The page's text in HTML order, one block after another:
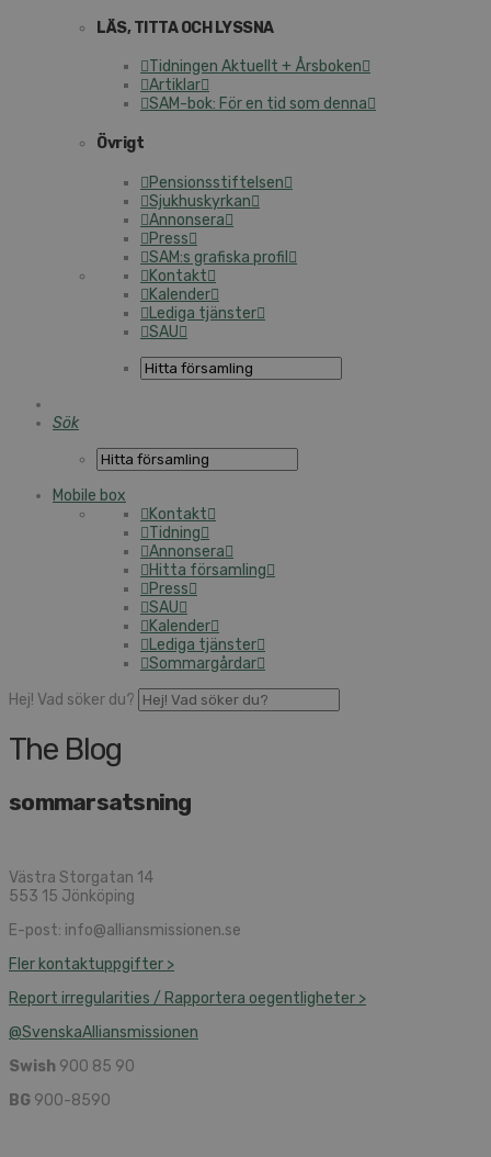
LÄS, TITTA OCH LYSSNA
Tidningen Aktuellt + Årsboken
Artiklar
SAM-bok: För en tid som denna
Övrigt
Pensionsstiftelsen
Sjukhuskyrkan
Annonsera
Press
SAM:s grafiska profil
Kontakt
Kalender
Lediga tjänster
SAU
Sök
Mobile box
Kontakt
Tidning
Annonsera
Hitta församling
Press
SAU
Kalender
Lediga tjänster
Sommargårdar
Hej! Vad söker du?
The Blog
sommarsatsning
Västra Storgatan 14
553 15 Jönköping
E-post: info@alliansmissionen.se
Fler kontaktuppgifter >
Report irregularities / Rapportera oegentligheter >
@SvenskaAlliansmissionen
Swish 900 85 90
BG 900-8590